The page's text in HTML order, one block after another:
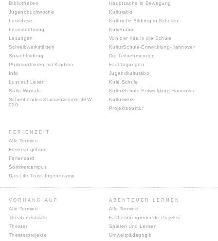
Bibliotheken
Jugendbuchwoche
Lesedose
Lesementoring
Lesungen
Schreibwerkstätten
Sprachbildung
Philosophieren mit Kindern
Info
Lust auf Lesen
Salto Wortale
Schreibendes Klassenzimmer JBW
020
Hauptsache in Bewegung
Kulturabo
Kulturelle Bildung in Schulen
Kükenabo
Von der Kita in die Schule
KulturSchule-Entwicklung-Hannover
Die Teilnehmenden
Fachtagungen
Jugendkulturabo
Kule Schule
KulturSchule-Entwicklung-Hannover
Kulturwerk²
Projektstruktur
FERIENZEIT
Alle Termine
Ferienangebote
Feriencard
Sommercampus
Das Life Trust Jugendcamp
VORHANG AUF
Alle Termine
Theaterfestivals
Theater
Theaterprojekte
ABENTEUER LERNEN
Alle Termine
Fächerübergreifende Projekte
Spielen und Lernen
Umweltpädagogik